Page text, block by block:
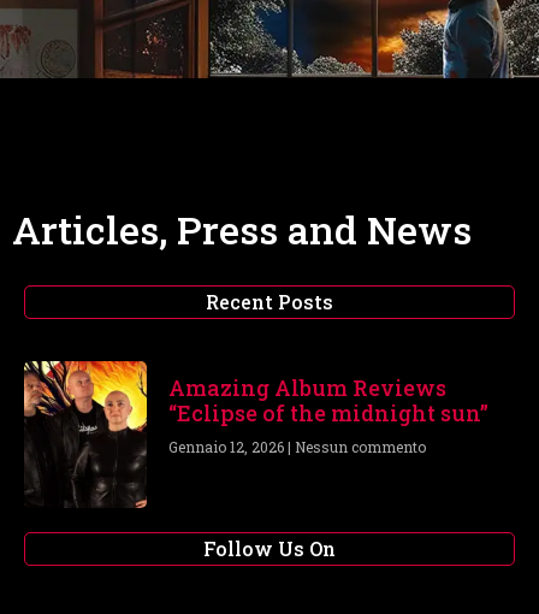
Articles, Press and News
Recent Posts
Amazing Album Reviews
“Eclipse of the midnight sun”
Gennaio 12, 2026 Nessun commento
Follow Us On